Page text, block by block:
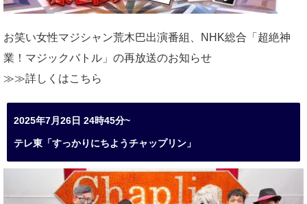
お笑い女性マジシャン荒木巴出演番組、
NHK総合「超絶神
業！マジックバトル」の再放送のお知らせ
≫≫詳しくはこちら
2025年7月26日 24時45分~
テレ東「すっかりにちようチャップリン」